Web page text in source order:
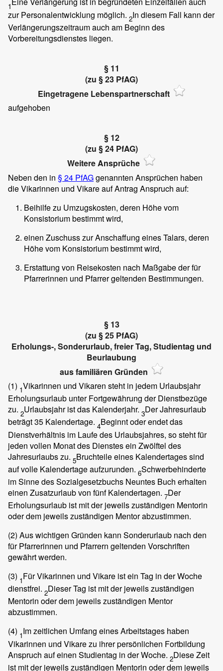
1
zur Personalentwicklung möglich. 2In diesem Fall kann der
Verlängerungszeitraum auch am Beginn des
Vorbereitungsdienstes liegen.
§ 11
(zu § 23 PfAG)
Eingetragene Lebenspartnerschaft
aufgehoben
§ 12
(zu § 24 PfAG)
Weitere Ansprüche
Neben den in § 24 PfAGgenannten Ansprüchen haben
die Vikarinnen und Vikare auf Antrag Anspruch auf:
Beihilfe zu Umzugskosten, deren Höhe vom
Konsistorium bestimmt wird,
einen Zuschuss zur Anschaffung eines Talars, deren
Höhe vom Konsistorium bestimmt wird,
Erstattung von Reisekosten nach Maßgabe der für
Pfarrerinnen und Pfarrer geltenden Bestimmungen.
§ 13
(zu § 25 PfAG)
Erholungs-, Sonderurlaub, freier Tag, Studientag und
Beurlaubung
aus familiären Gründen
(1) 1Vikarinnen und Vikaren steht in jedem Urlaubsjahr
Erholungsurlaub unter Fortgewährung der Dienstbezüge
zu. 2Urlaubsjahr ist das Kalenderjahr. 3Der Jahresurlaub
beträgt 35 Kalendertage. 4Beginnt oder endet das
Dienstverhältnis im Laufe des Urlaubsjahres, so steht für
jeden vollen Monat des Dienstes ein Zwölftel des
Jahresurlaubs zu. 5Bruchteile eines Kalendertages sind
auf volle Kalendertage aufzurunden. 6Schwerbehinderte
im Sinne des Sozialgesetzbuchs Neuntes Buch erhalten
einen Zusatzurlaub von fünf Kalendertagen. 7Der
Erholungsurlaub ist mit der jeweils zuständigen Mentorin
oder dem jeweils zuständigen Mentor abzustimmen.
(2) Aus wichtigen Gründen kann Sonderurlaub nach den
für Pfarrerinnen und Pfarrern geltenden Vorschriften
gewährt werden.
(3) 1Für Vikarinnen und Vikare ist ein Tag in der Woche
dienstfrei. 2Dieser Tag ist mit der jeweils zuständigen
Mentorin oder dem jeweils zuständigen Mentor
abzustimmen.
(4) 1Im zeitlichen Umfang eines Arbeitstages haben
Vikarinnen und Vikare zu ihrer persönlichen Fortbildung
Anspruch auf einen Studientag in der Woche. 2Diese Zeit
ist mit der jeweils zuständigen Mentorin oder dem jeweils